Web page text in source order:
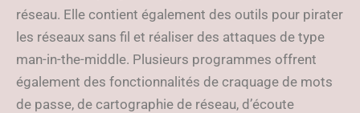
réseau. Elle contient également des outils pour pirater
les réseaux sans fil et réaliser des attaques de type
man-in-the-middle. Plusieurs programmes offrent
également des fonctionnalités de craquage de mots
de passe, de cartographie de réseau, d’écoute